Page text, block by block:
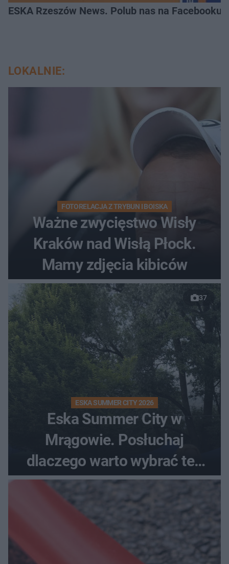
ESKA Rzeszów News. Polub nas na Facebooku!
LOKALNIE:
FOTORELACJA Z TRYBUN I BOISKA
Ważne zwycięstwo Wisły
Kraków nad Wisłą Płock.
Mamy zdjęcia kibiców
37
ESKA SUMMER CITY 2026
Eska Summer City w
Mrągowie. Posłuchaj
dlaczego warto wybrać ten
kierunek na urlop!